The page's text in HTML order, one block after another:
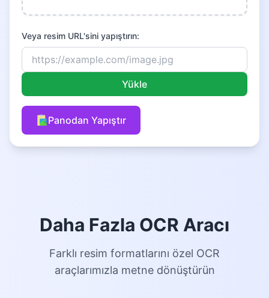
Veya resim URL'sini yapıştırın:
Yükle
Panodan Yapıştır
Daha Fazla OCR Aracı
Farklı resim formatlarını özel OCR
araçlarımızla metne dönüştürün